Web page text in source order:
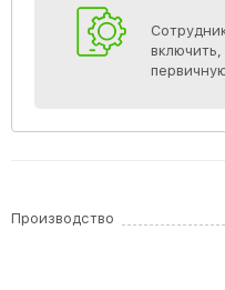
Производство